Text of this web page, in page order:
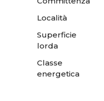
Località
Superficie
lorda
Classe
energetica